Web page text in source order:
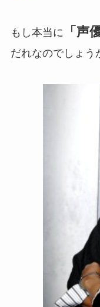
もし本当に 「声
だれなのでしょう